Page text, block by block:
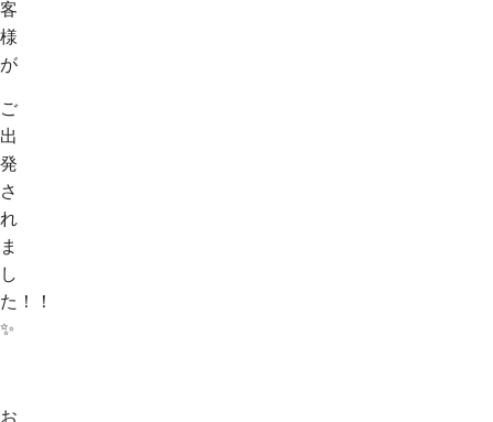
客
様
が
ご
出
発
さ
れ
ま
し
た！！
✨
お